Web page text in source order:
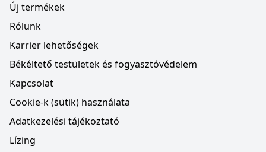
Új termékek
Rólunk
Karrier lehetőségek
Békéltető testületek és fogyasztóvédelem
Kapcsolat
Cookie-k (sütik) használata
Adatkezelési tájékoztató
Lízing